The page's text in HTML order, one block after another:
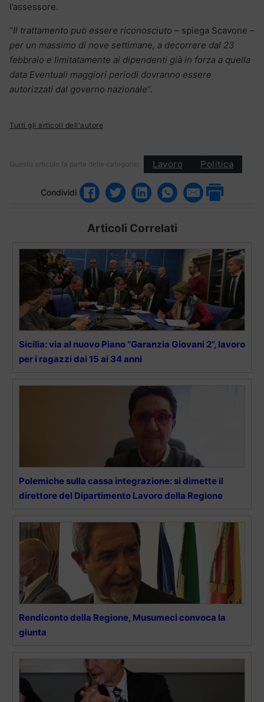
l’assessore.
“Il trattamento può essere riconosciuto – spiega Scavone –
per un massimo di nove settimane, a decorrere dal 23
febbraio e limitatamente ai dipendenti già in forza a quella
data Eventuali maggiori periodi dovranno essere
autorizzati dal governo nazionale“.
Tutti gli articoli dell'autore
Questo articolo fa parte delle categorie: Lavoro Politica
Condividi
Articoli Correlati
Sicilia: via al nuovo Piano “Garanzia Giovani 2”, lavoro
per i ragazzi dai 15 ai 34 anni
Polemiche sulla cassa integrazione: si dimette il
direttore del Dipartimento Lavoro della Regione
Rendiconto della Regione, Musumeci convoca la
giunta